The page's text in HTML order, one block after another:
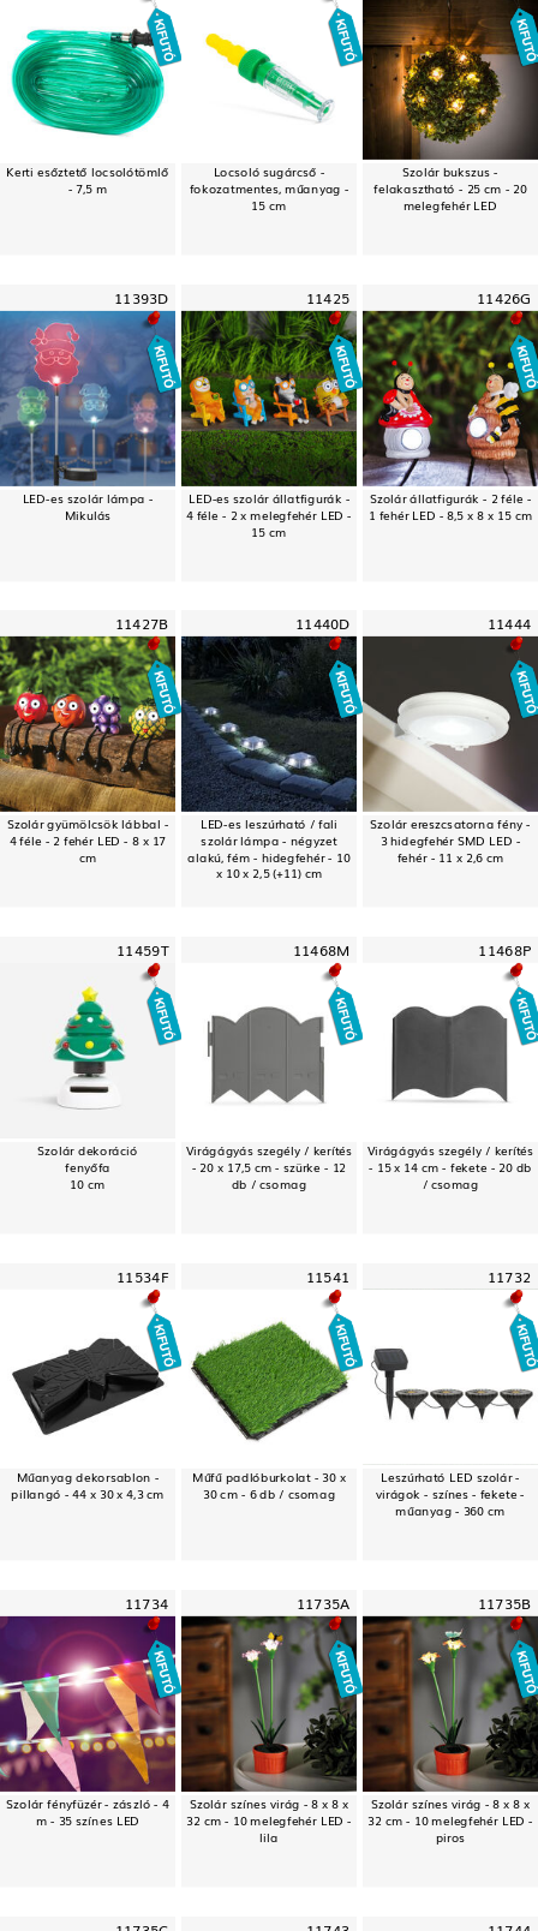
Kerti esőztető locsolótömlő
- 7,5 m
Locsoló sugárcső -
fokozatmentes, műanyag -
15 cm
Szolár bukszus -
felakasztható - 25 cm - 20
melegfehér LED
11393D
LED-es szolár lámpa -
Mikulás
11425
LED-es szolár állatfigurák -
4 féle - 2 x melegfehér LED -
15 cm
11426G
Szolár állatfigurák - 2 féle -
1 fehér LED - 8,5 x 8 x 15 cm
11427B
Szolár gyümölcsök lábbal -
4 féle - 2 fehér LED - 8 x 17
cm
11440D
LED-es leszúrható / fali
szolár lámpa - négyzet
alakú, fém - hidegfehér - 10
x 10 x 2,5 (+11) cm
11444
Szolár ereszcsatorna fény -
3 hidegfehér SMD LED -
fehér - 11 x 2,6 cm
11459T
Szolár dekoráció
fenyőfa
10 cm
11468M
Virágágyás szegély / kerítés
- 20 x 17,5 cm - szürke - 12
db / csomag
11468P
Virágágyás szegély / kerítés
- 15 x 14 cm - fekete - 20 db
/ csomag
11534F
Műanyag dekorsablon -
pillangó - 44 x 30 x 4,3 cm
11541
Műfű padlóburkolat - 30 x
30 cm - 6 db / csomag
11732
Leszúrható LED szolár -
virágok - színes - fekete -
műanyag - 360 cm
11734
Szolár fényfüzér - zászló - 4
m - 35 színes LED
11735A
Szolár színes virág - 8 x 8 x
32 cm - 10 melegfehér LED -
lila
11735B
Szolár színes virág - 8 x 8 x
32 cm - 10 melegfehér LED -
piros